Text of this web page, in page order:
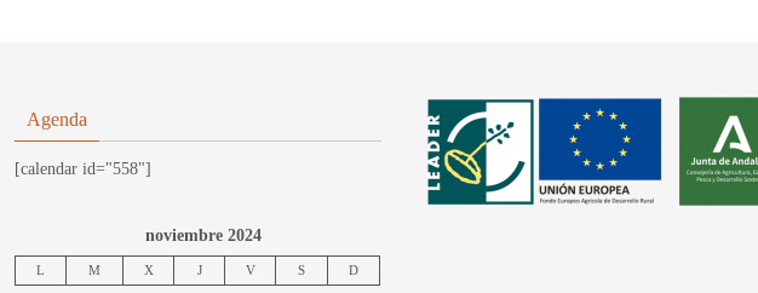
Agenda
[calendar id="558"]
noviembre 2024
L M X J V S D